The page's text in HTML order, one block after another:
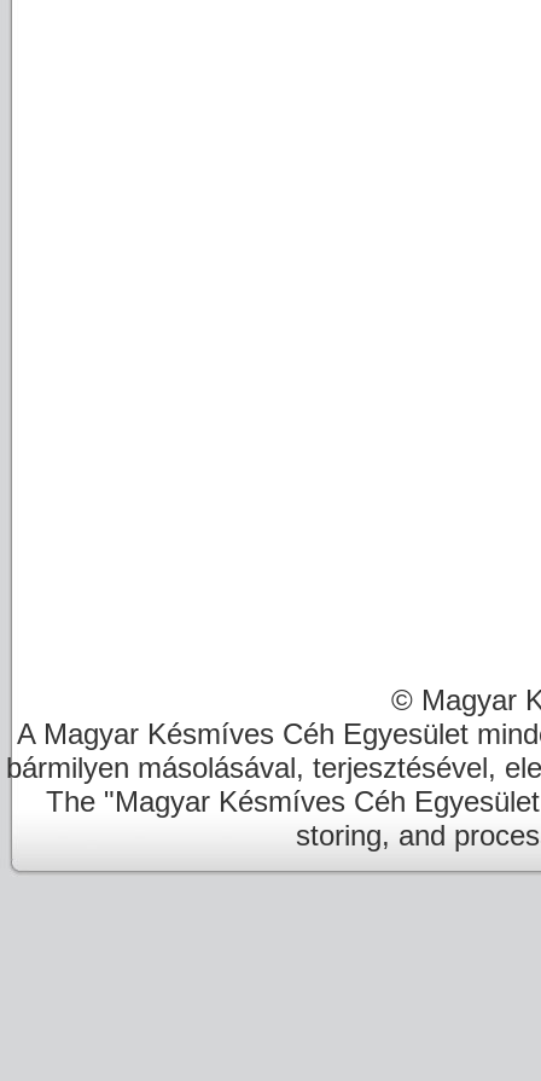
© Magyar
A Magyar Késmíves Céh Egyesület
bármilyen másolásával, terjesztésével,
The "Magyar Késmíves Céh
storing, and